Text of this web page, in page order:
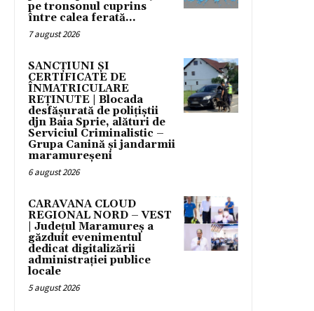
pe tronsonul cuprins
între calea ferată...
7 august 2026
SANCȚIUNI ȘI
CERTIFICATE DE
ÎNMATRICULARE
REȚINUTE | Blocada
desfășurată de polițiștii
djn Baia Sprie, alături de
Serviciul Criminalistic –
Grupa Canină și jandarmii
maramureșeni
6 august 2026
CARAVANA CLOUD
REGIONAL NORD – VEST
| Județul Maramureș a
găzduit evenimentul
dedicat digitalizării
administrației publice
locale
5 august 2026